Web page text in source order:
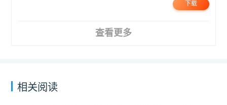
下载
查看更多
相关阅读